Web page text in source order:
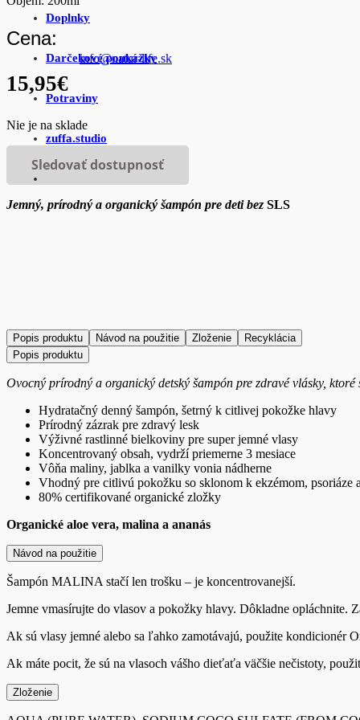
info@natur-life.sk
Doplnky
Darčekové poukážky
Potraviny
zuffa.studio
Cena:
15,95€
Nie je na sklade
Sledovať dostupnosť
Jemný, prírodný a organický šampón pre deti bez SLS
Popis produktu Návod na použitie Zloženie
Recyklácia
Popis produktu
Ovocný prírodný a organický detský šampón pre zdravé vlásky, ktoré
Hydratačný denný šampón, šetrný k citlivej pokožke hlavy
Prírodný zázrak pre zdravý lesk
Výživné rastlinné bielkoviny pre super jemné vlasy
Koncentrovaný obsah, vydrží priemerne 3 mesiace
Vôňa maliny, jablka a vanilky vonia nádherne
Vhodný pre citlivú pokožku so sklonom k ekzémom, psoriáze
80% certifikované organické zložky
Organické aloe vera, malina a ananás
Návod na použitie
Šampón MALINA stačí len trošku – je koncentrovanejší.
Jemne vmasírujte do vlasov a pokožky hlavy. Dôkladne opláchnite.
Ak sú vlasy jemné alebo sa ľahko zamotávajú, použite
Ak máte pocit, že sú na vlasoch vášho dieťaťa väčšie nečistoty,
Zloženie